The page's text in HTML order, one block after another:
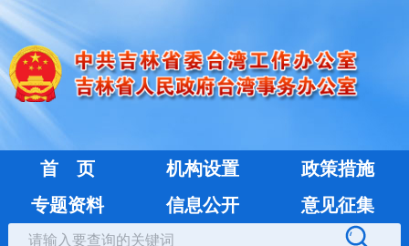
首 页 机构设置
政策措施
专题资料
信息公开 意见征集